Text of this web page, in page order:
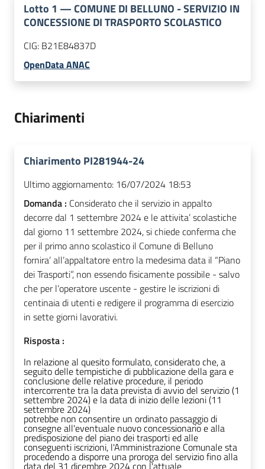
Lotto 1 —COMUNE DI BELLUNO - SERVIZIO IN
CONCESSIONE DI TRASPORTO SCOLASTICO
CIG: B21E84837D
OpenData ANAC
Chiarimenti
Chiarimento PI281944-24
Ultimo aggiornamento: 16/07/2024 18:53
Domanda : Considerato che il servizio in appalto
decorre dal 1 settembre 2024 e le attivita’ scolastiche
dal giorno 11 settembre 2024, si chiede conferma che
per il primo anno scolastico il Comune di Belluno
fornira’ all’appaltatore entro la medesima data il “Piano
dei Trasporti”, non essendo fisicamente possibile - salvo
che per l’operatore uscente - gestire le iscrizioni di
centinaia di utenti e redigere il programma di esercizio
in sette giorni lavorativi.
Risposta :
In relazione al quesito formulato, considerato che, a
seguito delle tempistiche di pubblicazione della gara e
conclusione delle relative procedure, il periodo
intercorrente tra la data prevista di avvio del servizio (1
settembre 2024) e la data di inizio delle lezioni (11
settembre 2024)
potrebbe non consentire un ordinato passaggio di
consegne all'eventuale nuovo concessionario e alla
predisposizione del piano dei trasporti ed alle
conseguenti iscrizioni, l'Amministrazione Comunale sta
procedendo a disporre una proroga del servizio fino alla